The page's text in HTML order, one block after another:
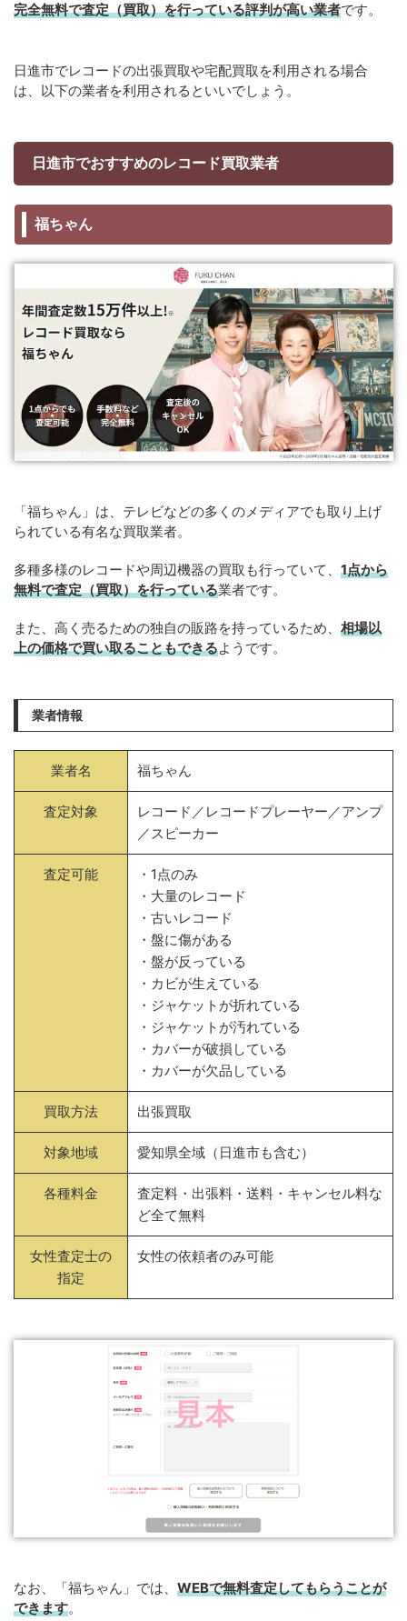
完全無料で査定（買取）を行っている評判が高い業者です。
日進市でレコードの出張買取や宅配買取を利用される場合
は、以下の業者を利用されるといいでしょう。
日進市でおすすめのレコード買取業者
福ちゃん
「福ちゃん」は、テレビなどの多くのメディアでも取り上げ
られている有名な買取業者。
多種多様のレコードや周辺機器の買取も行っていて、 1点から
無料で査定（買取）を行っている業者です。
また、高く売るための独自の販路を持っているため、 相場以
上の価格で買い取ることもできるようです。
業者情報
業者名 福ちゃん
査定対象
レコード／レコードプレーヤー／アンプ
／スピーカー
査定可能
・1点のみ
・大量のレコード
・古いレコード
・盤に傷がある
・盤が反っている
・カビが生えている
・ジャケットが折れている
・ジャケットが汚れている
・カバーが破損している
・カバーが欠品している
買取方法 出張買取
対象地域 愛知県全域（日進市も含む）
各種料金
査定料・出張料・送料・キャンセル料な
ど全て無料
女性査定士の
指定
女性の依頼者のみ可能
なお、「福ちゃん」では、 WEBで無料査定してもらうことが
できます。